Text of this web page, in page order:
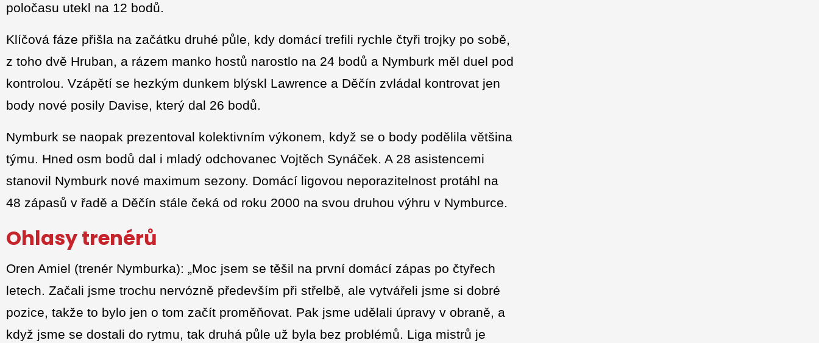
poločasu utekl na 12 bodů.
Klíčová fáze přišla na začátku druhé půle, kdy domácí trefili rychle čtyři trojky po sobě,
z toho dvě Hruban, a rázem manko hostů narostlo na 24 bodů a Nymburk měl duel pod
kontrolou. Vzápětí se hezkým dunkem blýskl Lawrence a Děčín zvládal kontrovat jen
body nové posily Davise, který dal 26 bodů.
Nymburk se naopak prezentoval kolektivním výkonem, když se o body podělila většina
týmu. Hned osm bodů dal i mladý odchovanec Vojtěch Synáček. A 28 asistencemi
stanovil Nymburk nové maximum sezony. Domácí ligovou neporazitelnost protáhl na
48 zápasů v řadě a Děčín stále čeká od roku 2000 na svou druhou výhru v Nymburce.
Ohlasy trenérů
Oren Amiel (trenér Nymburka): „Moc jsem se těšil na první domácí zápas po čtyřech
letech. Začali jsme trochu nervózně především při střelbě, ale vytvářeli jsme si dobré
pozice, takže to bylo jen o tom začít proměňovat. Pak jsme udělali úpravy v obraně, a
když jsme se dostali do rytmu, tak druhá půle už byla bez problémů. Liga mistrů je